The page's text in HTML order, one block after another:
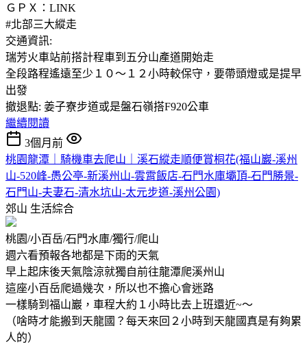
ＧＰＸ：LINK
#北部三大縱走
交通資訊:
瑞芳火車站前搭計程車到五分山產道開始走
全段路程遙遠至少１０～１２小時較保守，要帶頭燈或是提早
出發
撤退點: 姜子寮步道或是盤石嶺搭F920公車
繼續閱讀
3個月前
桃園龍潭｜騎機車去爬山｜溪石縱走順便賞桐花(福山巖-溪州
山-520峰-愚公亭-新溪州山-雲霄飯店-石門水庫壩頂-石門勝景-
石門山-夫妻石-清水坑山-太元步道-溪州公園)
郊山 生活綜合
桃園/小百岳/石門水庫/獨行/爬山
週六看預報各地都是下雨的天氣
早上起床後天氣陰涼就獨自前往龍潭爬溪州山
這座小百岳爬過幾次，所以也不擔心會迷路
一樣騎到福山巖，車程大約１小時比去上班還近~～
（啥時才能搬到天龍國？每天來回２小時到天龍國真是有夠累
人的）